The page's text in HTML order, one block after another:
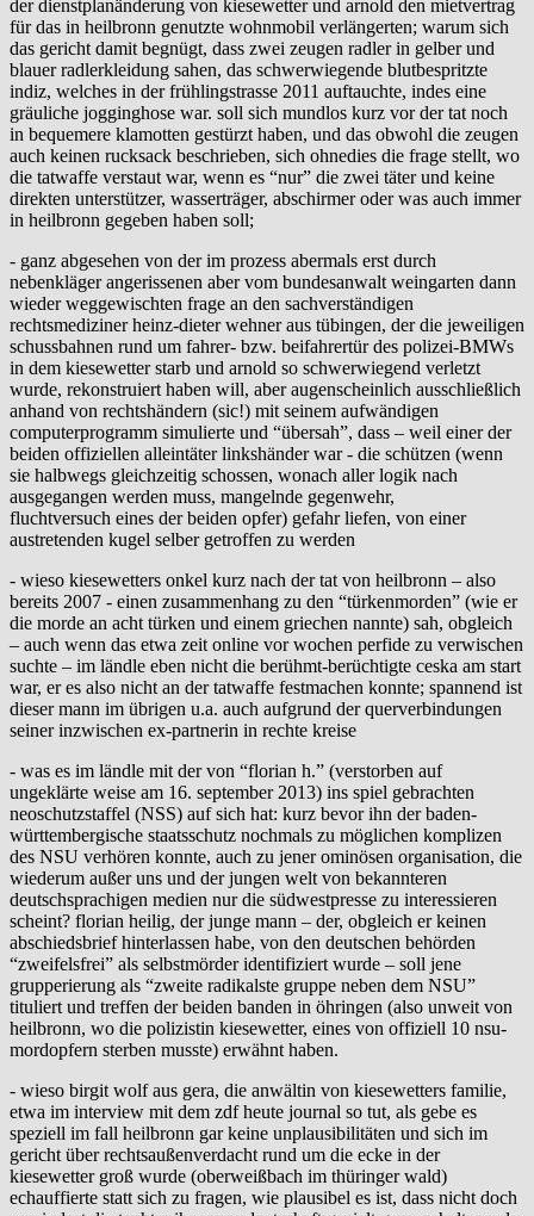
der dienstplanänderung von kiesewetter und arnold den mietvertrag
für das in heilbronn genutzte wohnmobil verlängerten; warum sich
das gericht damit begnügt, dass zwei zeugen radler in gelber und
blauer radlerkleidung sahen, das schwerwiegende blutbespritzte
indiz, welches in der frühlingstrasse 2011 auftauchte, indes eine
gräuliche jogginghose war. soll sich mundlos kurz vor der tat noch
in bequemere klamotten gestürzt haben, und das obwohl die zeugen
auch keinen rucksack beschrieben, sich ohnedies die frage stellt, wo
die tatwaffe verstaut war, wenn es “nur” die zwei täter und keine
direkten unterstützer, wasserträger, abschirmer oder was auch immer
in heilbronn gegeben haben soll;
- ganz abgesehen von der im prozess abermals erst durch
nebenkläger angerissenen aber vom bundesanwalt weingarten dann
wieder weggewischten frage an den sachverständigen
rechtsmediziner heinz-dieter wehner aus tübingen, der die jeweiligen
schussbahnen rund um fahrer- bzw. beifahrertür des polizei-BMWs
in dem kiesewetter starb und arnold so schwerwiegend verletzt
wurde, rekonstruiert haben will, aber augenscheinlich ausschließlich
anhand von rechtshändern (sic!) mit seinem aufwändigen
computerprogramm simulierte und “übersah”, dass – weil einer der
beiden offiziellen alleintäter linkshänder war - die schützen (wenn
sie halbwegs gleichzeitig schossen, wonach aller logik nach
ausgegangen werden muss, mangelnde gegenwehr,
fluchtversuch eines der beiden opfer) gefahr liefen, von einer
austretenden kugel selber getroffen zu werden
- wieso kiesewetters onkel kurz nach der tat von heilbronn – also
bereits 2007 - einen zusammenhang zu den “türkenmorden” (wie er
die morde an acht türken und einem griechen nannte) sah, obgleich
– auch wenn das etwa zeit online vor wochen perfide zu verwischen
suchte – im ländle eben nicht die berühmt-berüchtigte ceska am start
war, er es also nicht an der tatwaffe festmachen konnte; spannend ist
dieser mann im übrigen u.a. auch aufgrund der querverbindungen
seiner inzwischen ex-partnerin in rechte kreise
- was es im ländle mit der von “florian h.” (verstorben auf
ungeklärte weise am 16. september 2013) ins spiel gebrachten
neoschutzstaffel (NSS) auf sich hat: kurz bevor ihn der baden-
württembergische staatsschutz nochmals zu möglichen komplizen
des NSU verhören konnte, auch zu jener ominösen organisation, die
wiederum außer uns und der jungen welt von bekannteren
deutschsprachigen medien nur die südwestpresse zu interessieren
scheint? florian heilig, der junge mann – der, obgleich er keinen
abschiedsbrief hinterlassen habe, von den deutschen behörden
“zweifelsfrei” als selbstmörder identifiziert wurde – soll jene
grupperierung als “zweite radikalste gruppe neben dem NSU”
tituliert und treffen der beiden banden in öhringen (also unweit von
heilbronn, wo die polizistin kiesewetter, eines von offiziell 10 nsu-
mordopfern sterben musste) erwähnt haben.
- wieso birgit wolf aus gera, die anwältin von kiesewetters familie,
etwa im interview mit dem zdf heute journal so tut, als gebe es
speziell im fall heilbronn gar keine unplausibilitäten und sich im
gericht über rechtsaußenverdacht rund um die ecke in der
kiesewetter groß wurde (oberweißbach im thüringer wald)
echauffierte statt sich zu fragen, wie plausibel es ist, dass nicht doch